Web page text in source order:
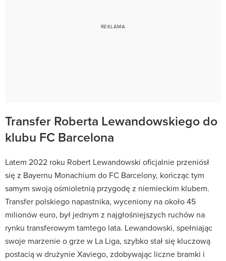
Transfer Roberta Lewandowskiego do
klubu FC Barcelona
Latem 2022 roku Robert Lewandowski oficjalnie przeniósł
się z Bayernu Monachium do FC Barcelony, kończąc tym
samym swoją ośmioletnią przygodę z niemieckim klubem.
Transfer polskiego napastnika, wyceniony na około 45
milionów euro, był jednym z najgłośniejszych ruchów na
rynku transferowym tamtego lata. Lewandowski, spełniając
swoje marzenie o grze w La Liga, szybko stał się kluczową
postacią w drużynie Xaviego, zdobywając liczne bramki i